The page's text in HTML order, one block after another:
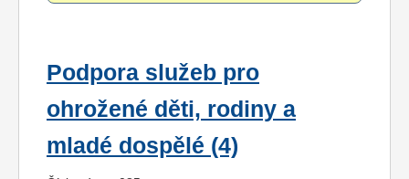
Podpora služeb pro
ohrožené děti, rodiny a
mladé dospělé (4)